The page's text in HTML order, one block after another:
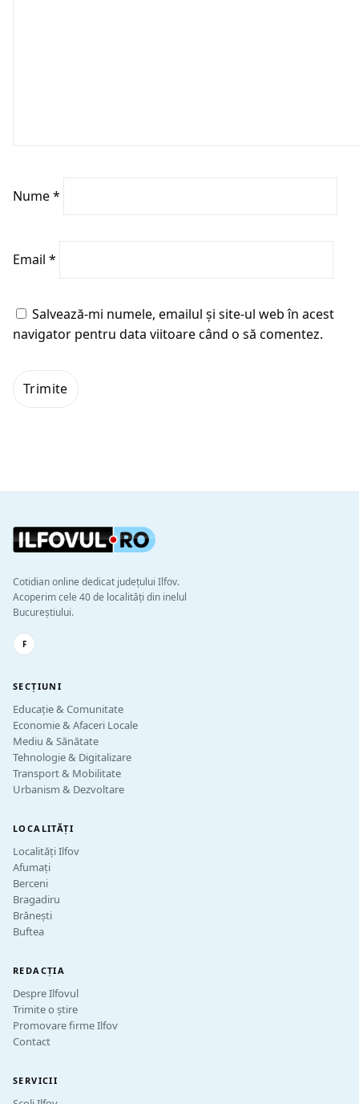
Nume*
Email *
Salvează-mi numele, emailul și site-ul web în acest
navigator pentru data viitoare când o să comentez.
Cotidian online dedicat județului Ilfov.
Acoperim cele 40 de localități din inelul
Bucureștiului.
F
SECȚIUNI
Educație & Comunitate
Economie & Afaceri Locale
Mediu & Sănătate
Tehnologie & Digitalizare
Transport & Mobilitate
Urbanism & Dezvoltare
LOCALITĂȚI
Localități Ilfov
Afumați
Berceni
Bragadiru
Brănești
Buftea
REDACȚIA
Despre Ilfovul
Trimite o știre
Promovare firme Ilfov
Contact
SERVICII